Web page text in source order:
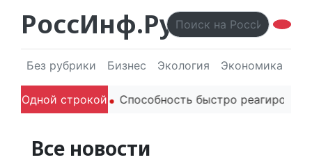
РоссИнф.Ру
Без рубрики Бизнес Экология Экономика
Одной строкой
в речи Способность быстро реагировать
Все новости